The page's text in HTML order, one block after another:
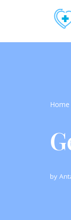
Home
by